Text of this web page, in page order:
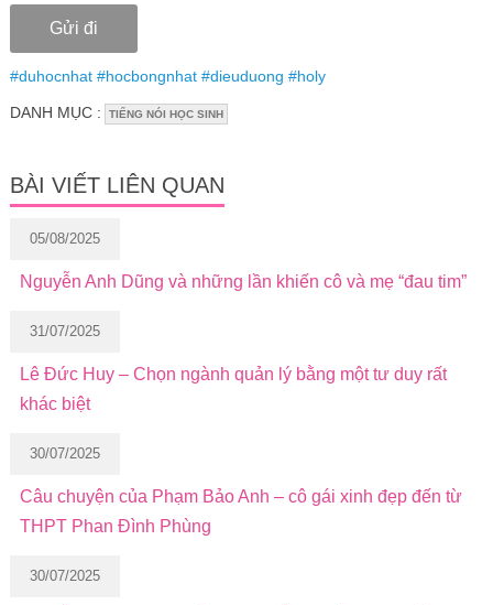
#duhocnhat #hocbongnhat #dieuduong #holy
DANH MỤC : TIẾNG NÓI HỌC SINH
BÀI VIẾT LIÊN QUAN
05/08/2025
Nguyễn Anh Dũng và những lần khiến cô và mẹ “đau tim”
31/07/2025
Lê Đức Huy – Chọn ngành quản lý bằng một tư duy rất
khác biệt
30/07/2025
Câu chuyện của Phạm Bảo Anh – cô gái xinh đẹp đến từ
THPT Phan Đình Phùng
30/07/2025